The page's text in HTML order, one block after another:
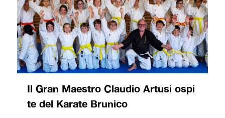
Il Gran Maestro Claudio Artusi ospi
te del Karate Brunico